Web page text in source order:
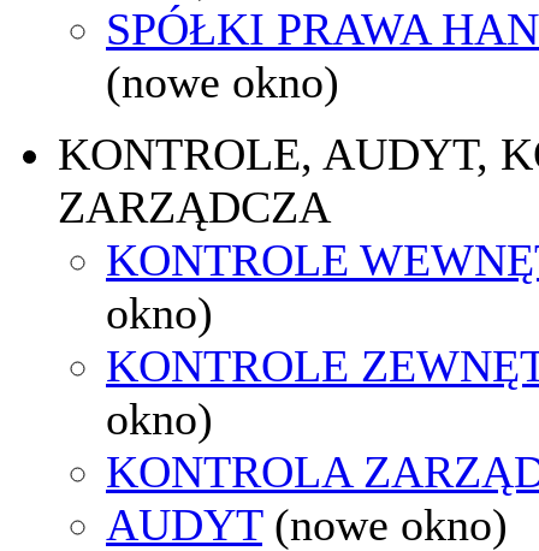
SPÓŁKI PRAWA
(nowe okno)
KONTROLE, AUDYT,
ZARZĄDCZA
KONTROLE
okno)
KONTROLE
okno)
KONTROLA
AUDYT (nowe okno)